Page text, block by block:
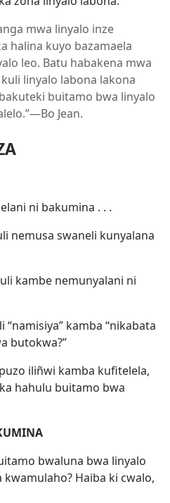
mwa linyalo inze
halina kuyo bazamaela
leo. Batu habakena mwa
linyalo labona lakona
buitamo bwa linyalo
Jean.
ni bakumina . . .
nemusa swaneli kunyalana
kambe nemunyalani ni
kamba “nikabata
butokwa?”
iliñwi kamba kufitelela,
hahulu buitamo bwa
bwaluna bwa linyalo
Haiba ki cwalo,